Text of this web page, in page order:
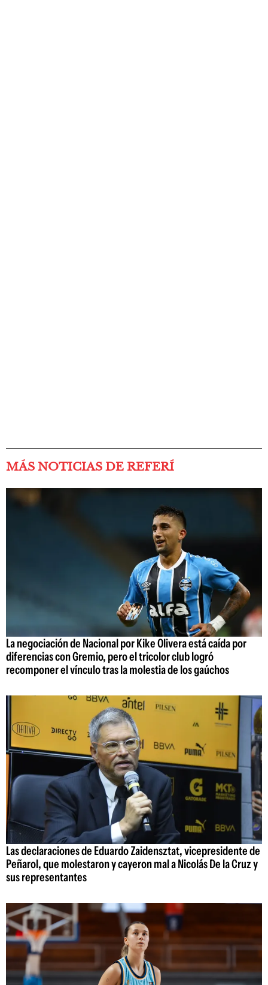
MÁS NOTICIAS DE REFERÍ
La negociación de Nacional por Kike Olivera está caída por
diferencias con Gremio, pero el tricolor club logró
recomponer el vínculo tras la molestia de los gaúchos
Las declaraciones de Eduardo Zaidensztat, vicepresidente de
Peñarol, que molestaron y cayeron mal a Nicolás De la Cruz y
sus representantes